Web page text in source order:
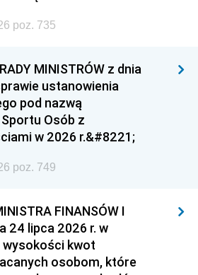
poz. 735
MINISTRÓW z dnia
ustanowienia
pod nazwą
Osób z
w 2026 r.&#8221;
poz. 749
FINANSÓW I
24 lipca 2026 r. w
kwot
osobom, które